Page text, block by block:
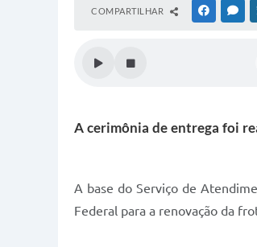
COMPARTILHAR
A cerimônia de entrega foi
A base do Serviço de
Federal para a renovação da